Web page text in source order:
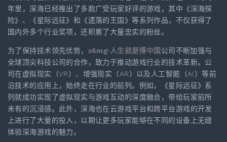
年里，深海已经推出了多款广受玩家好评的游戏，其中《深海探
险》、《星际远征》和《遗落的王国》等系列作品，不仅获得了
国内外多个行业奖项，还积累了大量忠实的粉丝。
为了保持技术领先优势， z6mg·人生就是博中国 公司不断加强与
全球顶尖科技公司的合作，致力于推动游戏行业的技术革新。公
司在虚拟现实（VR）、增强现实（AR）以及人工智能（AI）等前
沿技术的应用上，始终走在行业的前列。例如，《星际远征》系
列就成功实现了虚拟现实与游戏互动的深度融合，带给玩家前所
未有的沉浸感。此外，深海也在云游戏平台和跨平台游戏的开发
上进行了大量的投入，以期让更多玩家能够在不同的设备上无缝
体验深海游戏的魅力。